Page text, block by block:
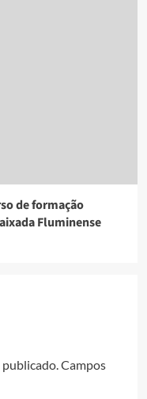
de formação
Fluminense
publicado.Campos